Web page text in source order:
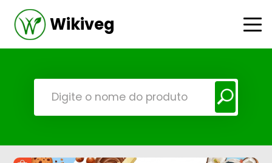
Wikiveg